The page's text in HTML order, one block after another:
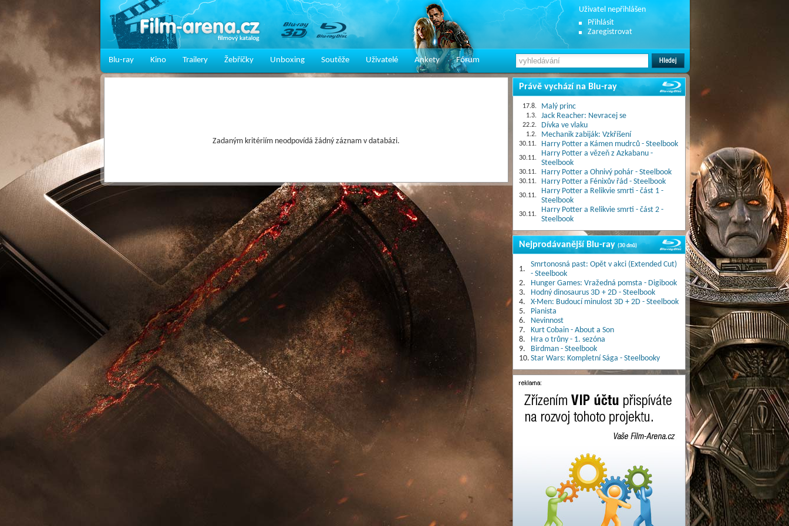
Uživatel nepřihlášen
Přihlásit
Zaregistrovat
Blu-ray Kino Trailery Žebříčky Unboxing Soutěže Uživatelé Ankety Fórum
Zadaným kritériím neodpovídá žádný záznam v databázi.
Právě vychází na Blu-ray
17.8. Malý princ
1.3. Jack Reacher: Nevracej se
22.2. Dívka ve vlaku
1.2. Mechanik zabiják: Vzkříšení
30.11. Harry Potter a Kámen mudrců - Steelbook
30.11.
Harry Potter a vězeň z Azkabanu -
Steelbook
30.11. Harry Potter a Ohnivý pohár - Steelbook
30.11. Harry Potter a Fénixův řád - Steelbook
30.11.
Harry Potter a Relikvie smrti - část 1 -
Steelbook
30.11.
Harry Potter a Relikvie smrti - část 2 -
Steelbook
Nejprodávanější Blu-ray(30 dnů)
1.
Smrtonosná past: Opět v akci (Extended Cut)
- Steelbook
2.
Hunger Games: Vražedná pomsta - Digibook
3.
Hodný dinosaurus 3D + 2D - Steelbook
4.
X-Men: Budoucí minulost 3D + 2D - Steelbook
5.
Pianista
6.
Nevinnost
7.
Kurt Cobain - About a Son
8.
Hra o trůny - 1. sezóna
9.
Birdman - Steelbook
10. Star Wars: Kompletní Sága - Steelbooky